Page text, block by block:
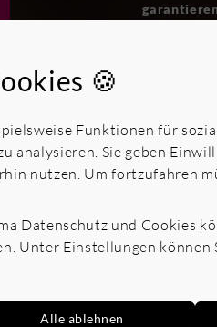
🍪
Funktionen für
analysieren. Sie geben
nutzen. Um fortzufahren
Datenschutz und Cookies
Unter Einstellungen können
Alle ablehnen